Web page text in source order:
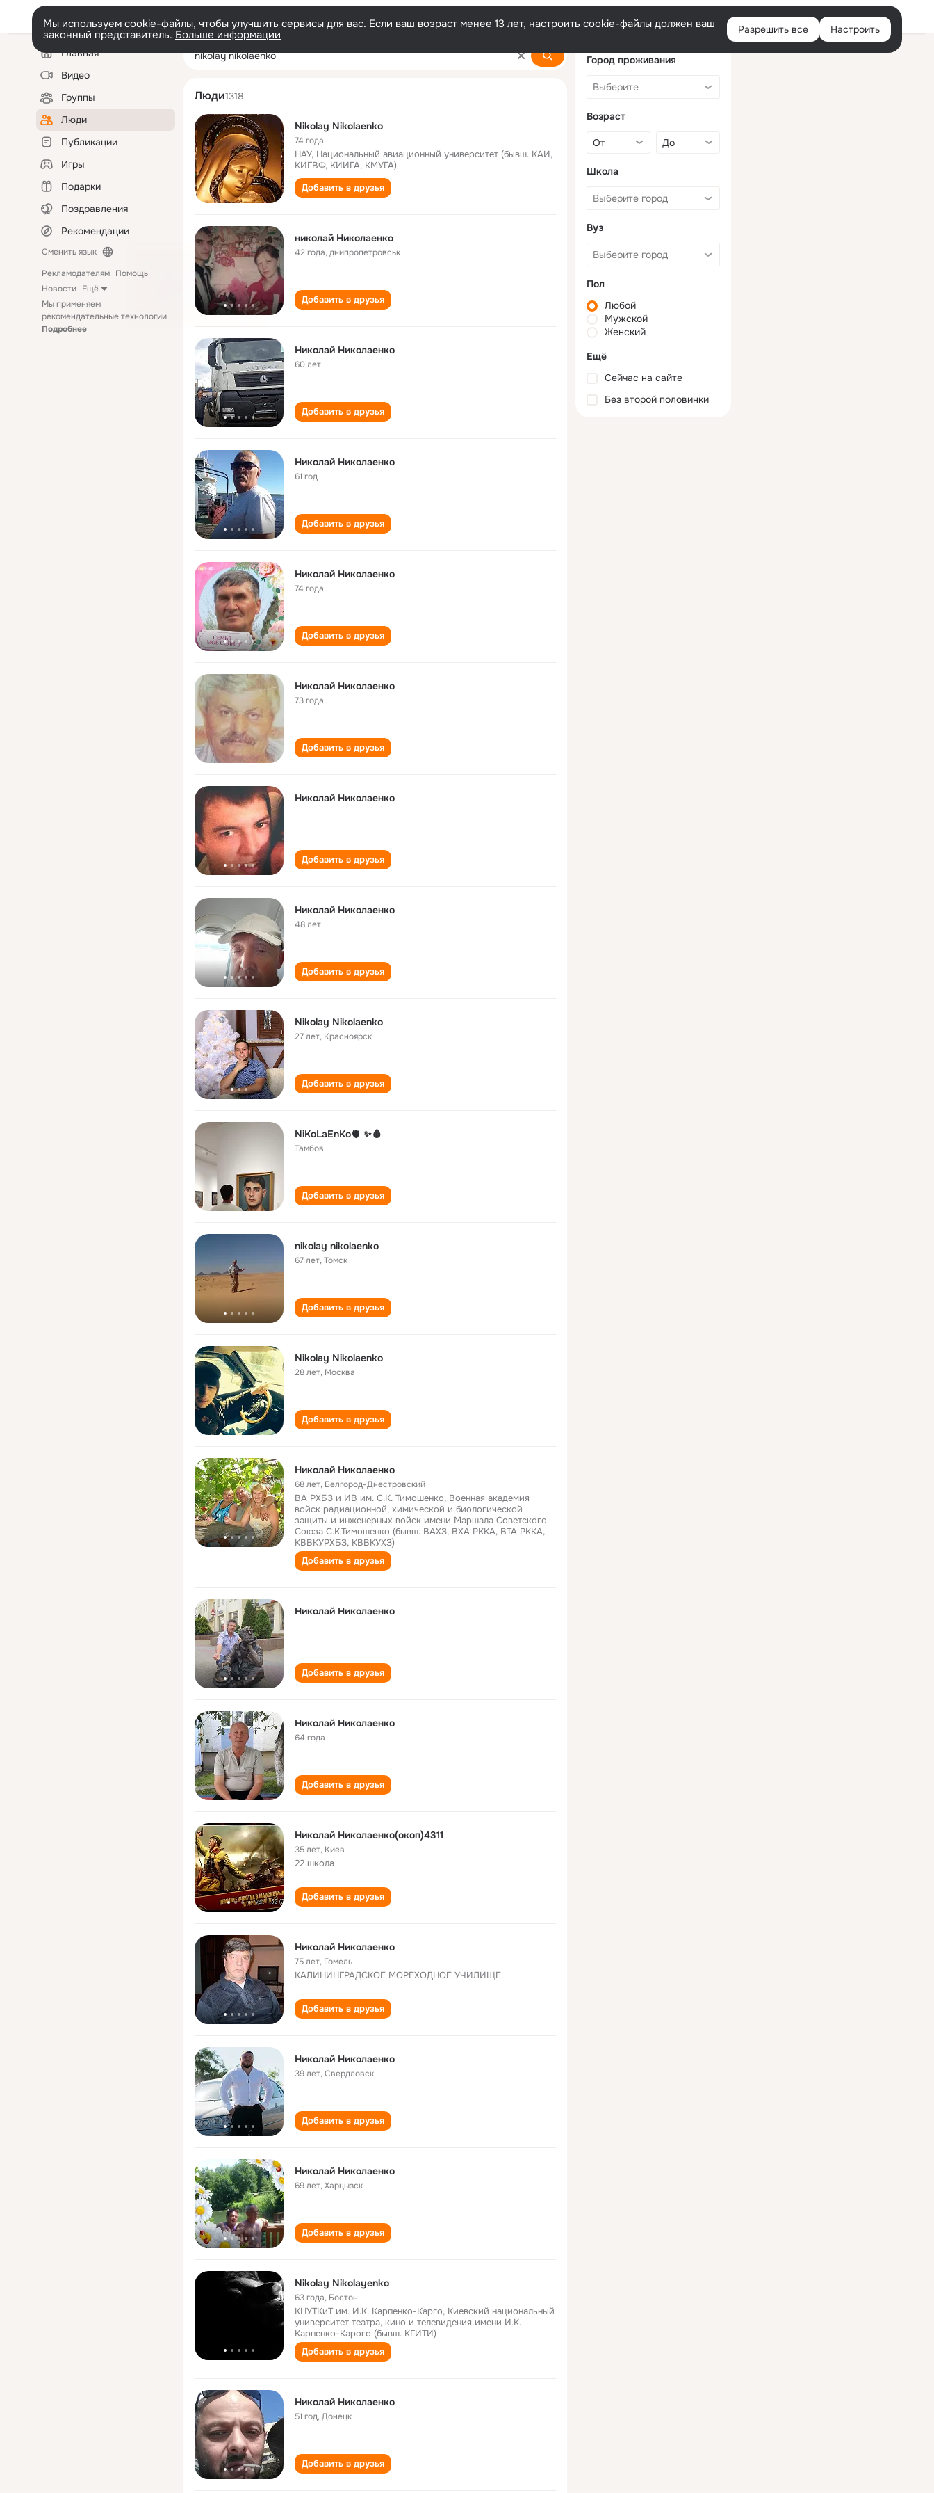
Войти
Мы используем cookie-файлы, чтобы улучшить сервисы для вас. Если ваш возраст менее 13 лет, настроить cookie-файлы должен ваш
законный представитель. Больше информации Разрешить все Настроить
Левая
колонкаГлавная
Видео
Группы
Люди
Публикации
Игры
Подарки
Поздравления
Рекомендации
Сменить язык
Рекламодателям Помощь
Новости Ещё
Мы применяем
рекомендательные технологии
Подробнее
nikolay nikolaenko
Люди1318
Nikolay Nikolaenko
74 года
НАУ, Национальный авиационный университет (бывш. КАИ,
КИГВФ, КИИГА, КМУГА)
Добавить в друзья
николай Николаенко
42 года,днипропетровськ
Добавить в друзья
Николай Николаенко
60 лет
Добавить в друзья
Николай Николаенко
61 год
Добавить в друзья
Николай Николаенко
74 года
Добавить в друзья
Николай Николаенко
73 года
Добавить в друзья
Николай Николаенко
Добавить в друзья
Николай Николаенко
48 лет
Добавить в друзья
Nikolay Nikolaenko
27 лет, Красноярск
Добавить в друзья
NiKoLaEnKo🫀 ✨🩸
Тамбов
Добавить в друзья
nikolay nikolaenko
67 лет,Томск
Добавить в друзья
Nikolay Nikolaenko
28 лет, Москва
Добавить в друзья
Николай Николаенко
68 лет, Белгород-Днестровский
ВА РХБЗ и ИВ им. С.К. Тимошенко, Военная академия
войск радиационной, химической и биологической
защиты и инженерных войск имени Маршала Советского
Союза С.К.Тимошенко (бывш. ВАХЗ, ВХА РККА, ВТА РККА,
КВВКУРХБЗ, КВВКУХЗ)
Добавить в друзья
Николай Николаенко
Добавить в друзья
Николай Николаенко
64 года
Добавить в друзья
Николай Николаенко(окоп)4311
35 лет, Киев
22 школа
Добавить в друзья
Николай Николаенко
75 лет, Гомель
КАЛИНИНГРАДСКОЕ МОРЕХОДНОЕ УЧИЛИЩЕ
Добавить в друзья
Николай Николаенко
39 лет,Свердловск
Добавить в друзья
Николай Николаенко
69 лет,Харцызск
Добавить в друзья
Nikolay Nikolayenko
63 года, Бостон
КНУТКиТ им. И.К. Карпенко-Карго, Киевский национальный
университет театра, кино и телевидения имени И.К.
Карпенко-Карого (бывш. КГИТИ)
Добавить в друзья
Николай Николаенко
51 год,Донецк
Добавить в друзья
Город проживания
Возраст
Школа
Вуз
Пол
Любой
Мужской
Женский
Ещё
Сейчас на сайте
Без второй половинки